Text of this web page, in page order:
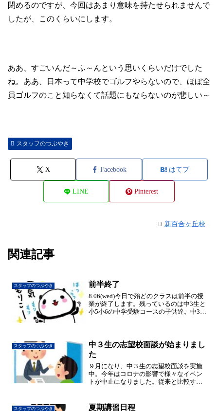
閉めるのですが
今回はあまり意味を持たせられませんで
したが、
このくらいにします。
ああ、すごいんだ～ふ～んという思いくらいだけでした
ね。ああ、
日本って中学校でゴルフやらないので、 ほぼ全
員ゴルフのこと知らなくて話題にもならないのが悲しい～
スタッフのつぶやき
X Facebook はてブ
LINE Pinterest
新百合ヶ丘校
関連記事
スタッフのつぶやき 前半終了
8.06(wed)今日で殆どのクラスは前半の授
業が終了します。残っているのは中3生と
小5小6の中学受験コースの子供達。中3生
学受験コ...
スタッフのつぶやき
中３生の志望校面談が始まりまし
た
９月になり、中３生の志望校面談を実施
中。今年はコロナの影響で様々なイベン
トが中止になりました。従来と比較する
明会の中止などの影響もあり、まだ見学
スタッフのつぶやき 夏期講習日程